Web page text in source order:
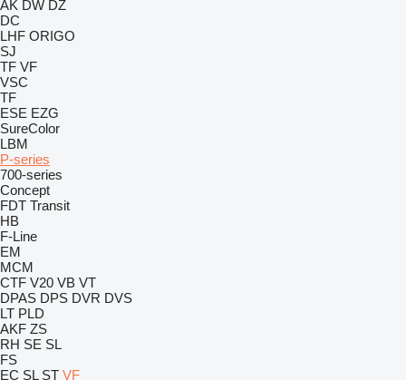
AK DW DZ
DC
LHF ORIGO
SJ
TF VF
VSC
TF
ESE EZG
SureColor
LBM
P-series
700-series
Concept
FDT Transit
HB
F-Line
EM
MCM
CTF V20 VB VT
DPAS DPS DVR DVS
LT PLD
AKF ZS
RH SE SL
FS
EC SL ST VF